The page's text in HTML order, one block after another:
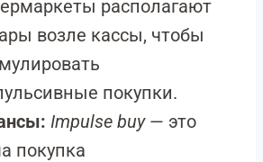
располагают
возле кассы, чтобы
покупки.
Impulse buy— это
покупка